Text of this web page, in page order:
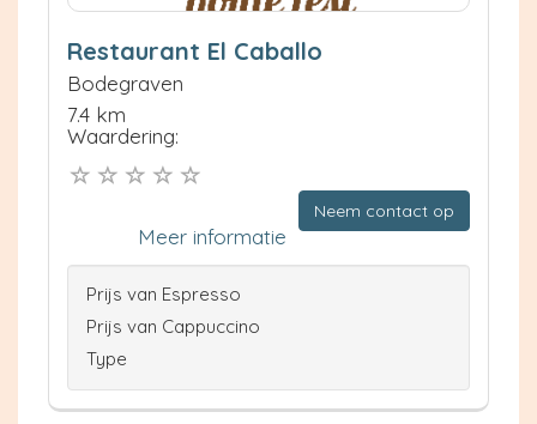
Restaurant El Caballo
Bodegraven
7.4 km
Waardering:
Neem contact op
Meer informatie
Prijs van Espresso
Prijs van Cappuccino
Type